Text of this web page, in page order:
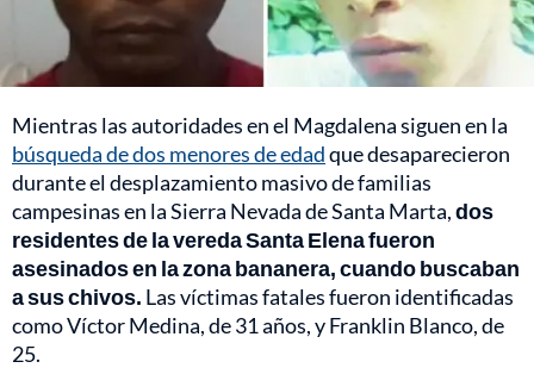
Mientras las autoridades en el Magdalena siguen en la
búsqueda de dos menores de edadque desaparecieron
durante el desplazamiento masivo de familias
campesinas en la Sierra Nevada de Santa Marta,dos
residentes de la vereda Santa Elena fueron
asesinados en la zona bananera, cuando buscaban
a sus chivos. Las víctimas fatales fueron identificadas
como Víctor Medina, de 31 años, y Franklin Blanco, de
25.